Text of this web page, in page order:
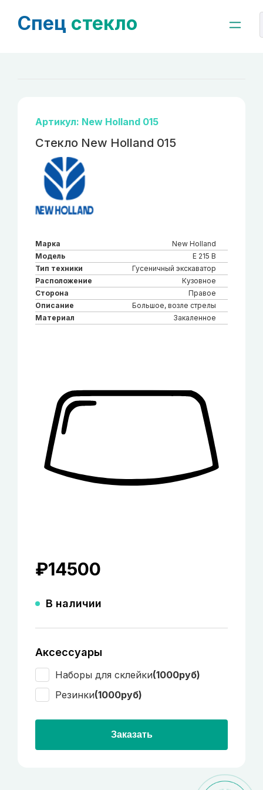
Спец стекло
Артикул: New Holland 015
Стекло New Holland 015
Марка
New Holland
Модель
E 215 B
Тип техники
Гусеничный экскаватор
Расположение
Кузовное
Сторона
Правое
Описание
Большое, возле стрелы
Материал
Закаленное
₽14500
В наличии
Аксессуары
Наборы для склейки(1000руб)
Резинки(1000руб)
Заказать